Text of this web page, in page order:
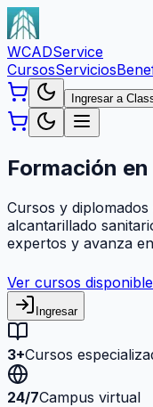
WCADService
CursosServicios
Ingresar a
Formación en
Cursos y
alcantarillado
expertos y avanza
Ver cursos
Ingresar
3+Cursos
24/7Campus virtual